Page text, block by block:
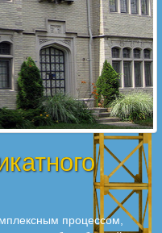
процессом,